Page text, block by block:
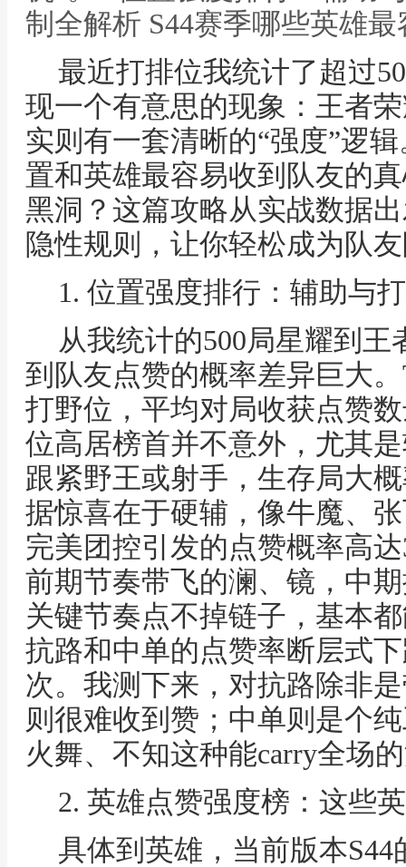
制全解析 S44赛季哪些英雄
最近打排位我统计了超过
现一个有意思的现象：王者
实则有一套清晰的“强度”逻
置和英雄最容易收到队友的
黑洞？这篇攻略从实战数据
隐性规则，让你轻松成为队
1. 位置强度排行：辅助与
从我统计的500局星耀到
到队友点赞的概率差异巨大
打野位，平均对局收获点赞
位高居榜首并不意外，尤其
跟紧野王或射手，生存局大
据惊喜在于硬辅，像牛魔、
完美团控引发的点赞概率高
前期节奏带飞的澜、镜，中
关键节奏点不掉链子，基本
抗路和中单的点赞率断层式
次。我测下来，对抗路除非
则很难收到赞；中单则是个
火舞、不知这种能carry全场
2. 英雄点赞强度榜：这些
具体到英雄，当前版本